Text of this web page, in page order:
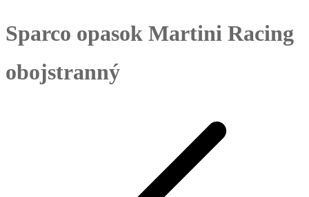
Sparco opasok Martini Racing
obojstranný